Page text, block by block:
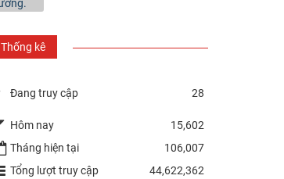
Thống kê
Đang truy cập 28
Hôm nay
15,602
Tháng hiện tại
106,007
Tổng lượt truy cập
44,622,362